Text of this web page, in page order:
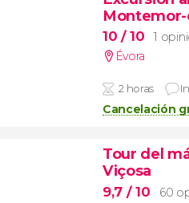
10 / 10
1
Évora
2 horas
Cancelación
Tour del
Viçosa
9,7 / 10
60